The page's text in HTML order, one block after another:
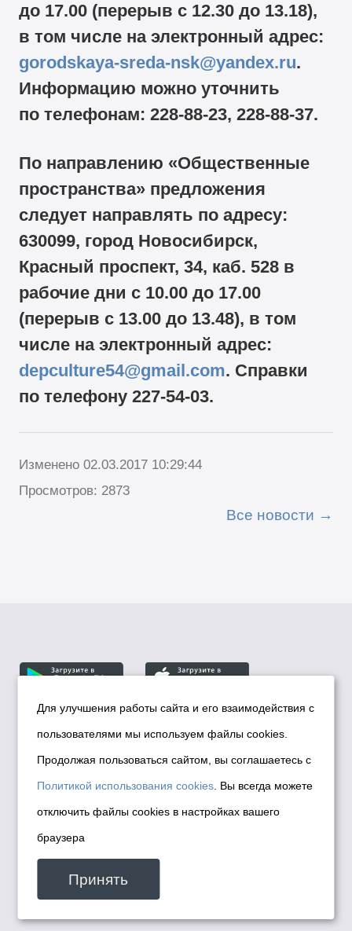
до 17.00 (перерыв с 12.30 до 13.18),
в том числе на электронный адрес:
gorodskaya-sreda-nsk@yandex.ru.
Информацию можно уточнить
по телефонам:228-88-23, 228-88-37.
По направлению «Общественные
пространства» предложения
следует направлять по адресу:
630099, город Новосибирск,
Красный проспект, 34, каб. 528 в
рабочие дни с 10.00 до 17.00
(перерыв с 13.00 до 13.48), в том
числе на электронный адрес:
depculture54@gmail.com. Справки
по телефону227-54-03.
Изменено 02.03.2017 10:29:44
Просмотров: 2873
Все новости
© Департамент информационной политики мэрии
города Новосибирска, 2026
Политика использования Cookies
Политика по обработке персональных
данных в информационных системах
мэрии города Новосибирска
Техническая поддержка сайта -
malinchukvl@mail.ru
Для улучшения работы сайта и его взаимодействия с
пользователями мы используем файлы cookies.
Продолжая пользоваться сайтом, вы соглашаетесь с
Политикой использования cookies . Вы всегда можете
отключить файлы cookies в настройках вашего
браузера
Принять